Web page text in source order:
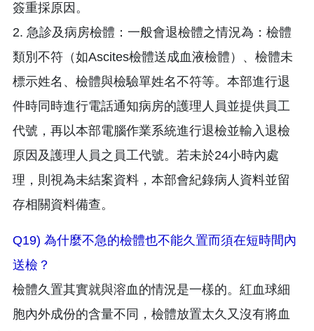
簽重採原因。
2. 急診及病房檢體：一般會退檢體之情況為：檢體
類別不符（如Ascites檢體送成血液檢體）、檢體未
標示姓名、檢體與檢驗單姓名不符等。本部進行退
件時同時進行電話通知病房的護理人員並提供員工
代號，再以本部電腦作業系統進行退檢並輸入退檢
原因及護理人員之員工代號。若未於24小時內處
理，則視為未結案資料，本部會紀錄病人資料並留
存相關資料備查。
Q19) 為什麼不急的檢體也不能久置而須在短時間內
送檢？
檢體久置其實就與溶血的情況是一樣的。紅血球細
胞內外成份的含量不同，檢體放置太久又沒有將血